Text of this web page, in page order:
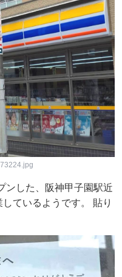
ンした、阪神甲子園駅近
ているようです。 貼り